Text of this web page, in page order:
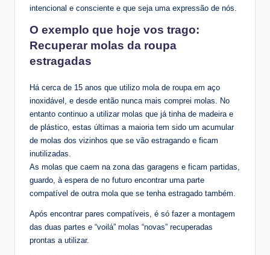
intencional e consciente e que seja uma expressão de nós.
O exemplo que hoje vos trago:
Recuperar molas da roupa
estragadas
Há cerca de 15 anos que utilizo mola de roupa em aço
inoxidável, e desde então nunca mais comprei molas. No
entanto continuo a utilizar molas que já tinha de madeira e
de plástico, estas últimas a maioria tem sido um acumular
de molas dos vizinhos que se vão estragando e ficam
inutilizadas.
As molas que caem na zona das garagens e ficam partidas,
guardo, à espera de no futuro encontrar uma parte
compatível de outra mola que se tenha estragado também.
Após encontrar pares compatíveis, é só fazer a montagem
das duas partes e “voilá” molas “novas” recuperadas
prontas a utilizar.